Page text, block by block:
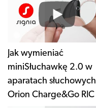
Jak wymieniać
miniSłuchawkę 2.0 w
aparatach słuchowych
Orion Charge&Go RIC